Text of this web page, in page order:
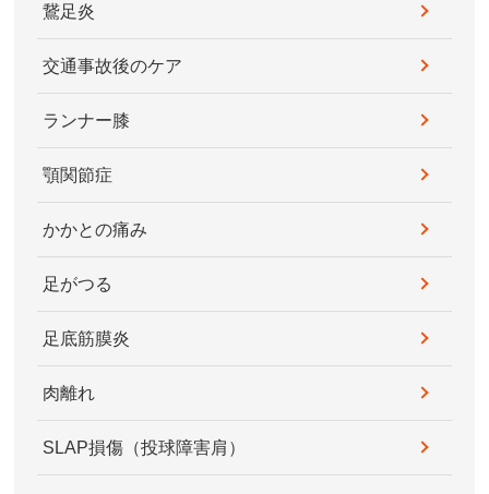
鵞足炎
交通事故後のケア
ランナー膝
顎関節症
かかとの痛み
足がつる
足底筋膜炎
肉離れ
SLAP損傷（投球障害肩）